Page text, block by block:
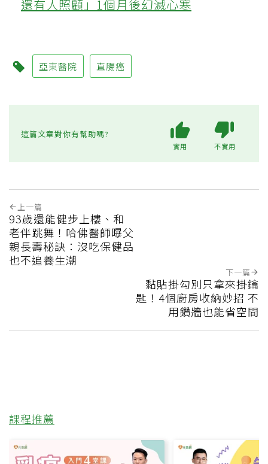
還有人照顧」1個月後幻滅心寒
亞東醫院 直腸癌
這篇文章對你有幫助嗎?
實用 不實用
上一篇
93歲還能健步上樓、和
老伴跳舞！哈佛醫師曝父
親長壽秘訣：沒吃保健品
也不追養生潮
下一篇
黏貼掛勾別只拿來掛鑰
匙！4個廚房收納妙招 不
用鑽牆也能省空間
課程推薦